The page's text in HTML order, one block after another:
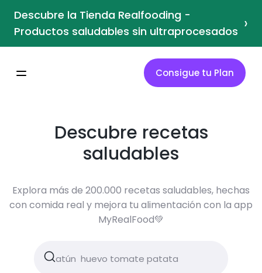
Descubre la Tienda Realfooding -
Productos saludables sin ultraprocesados ›
Consigue tu Plan
Descubre recetas
saludables
Explora más de 200.000 recetas saludables, hechas
con comida real y mejora tu alimentación con la app
MyRealFood💚